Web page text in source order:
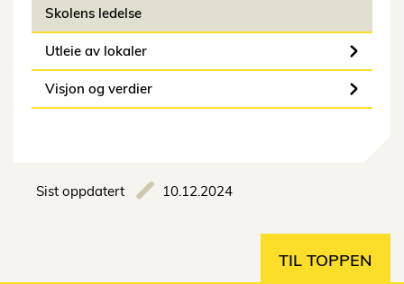
Skolens ledelse
Utleie av lokaler
Visjon og verdier
Sist oppdatert 10.12.2024
TIL TOPPEN